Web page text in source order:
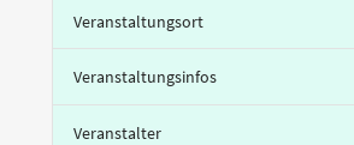
Veranstaltungsort
Veranstaltungsinfos
Veranstalter